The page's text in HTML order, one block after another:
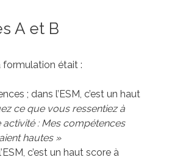
A et B
formulation était :
; dans l’ESM, c’est un haut
ce que vous ressentiez à
: Mes compétences
hautes »
c’est un haut score à